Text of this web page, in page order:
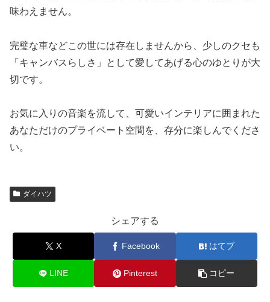
味わえません。
完璧な車などこの世には存在しませんから、少しのクセも
「キャンバスらしさ」として愛してあげる心のゆとりが大
切です。
お気に入りの音楽を流して、可愛いインテリアに囲まれた
あなただけのプライベート空間を、存分に楽しんでくださ
い。
ダイハツ
シェアする
X Facebook はてブ
LINE Pinterest コピー